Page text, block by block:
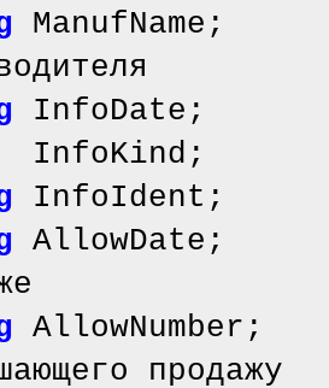
InfoDate;
//
InfoIdent;
AllowDate;
продажу